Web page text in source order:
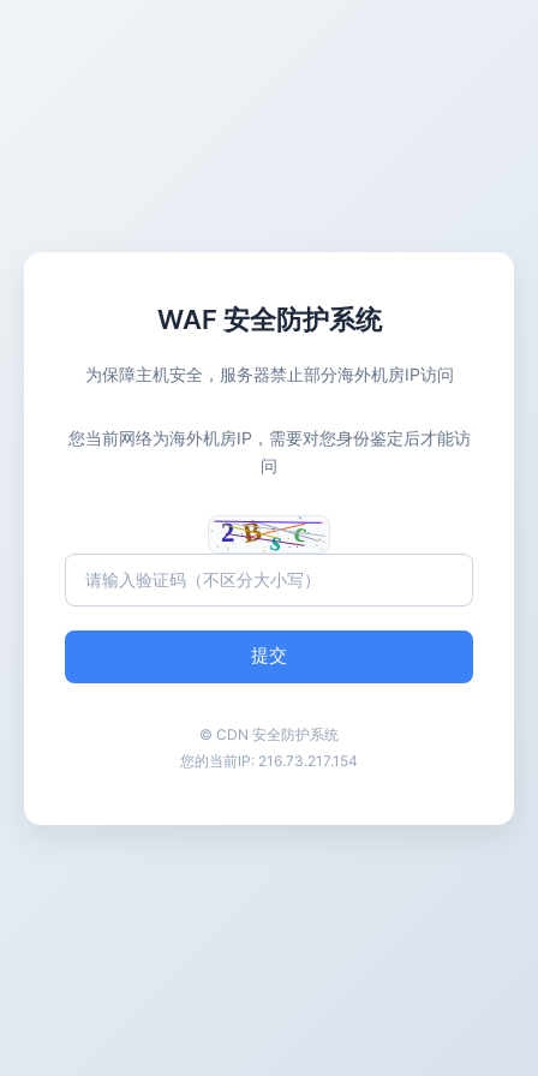
WAF 安全防护系统
为保障主机安全，服务器禁止部分海外机房IP访问
您当前网络为海外机房IP，需要对您身份鉴定后才能访
问
提交
© CDN 安全防护系统
您的当前IP: 216.73.217.154